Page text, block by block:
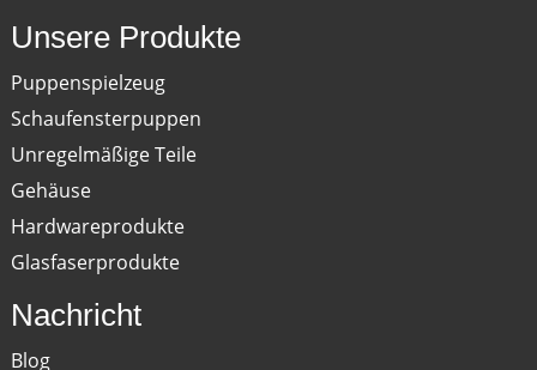
Unsere Produkte
Puppenspielzeug
Schaufensterpuppen
Unregelmäßige Teile
Gehäuse
Hardwareprodukte
Glasfaserprodukte
Nachricht
Blog